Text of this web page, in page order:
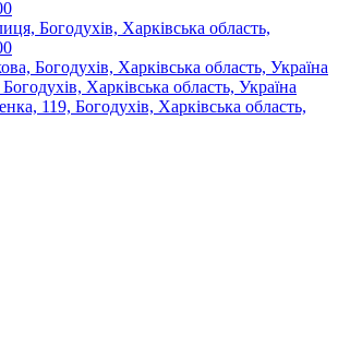
Богодухів, Харківська область,
Богодухів, Харківська область, Україна
Харківська область, Україна
119, Богодухів, Харківська область,